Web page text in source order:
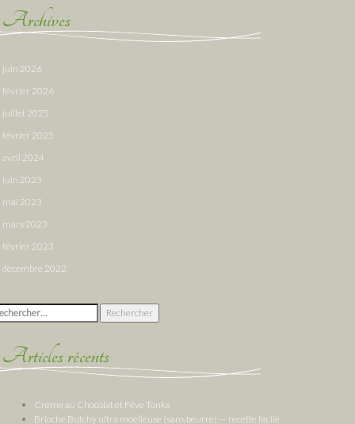
Archives
juin 2026
février 2026
juillet 2025
février 2025
avril 2024
juin 2023
mai 2023
mars 2023
février 2023
décembre 2022
:
Articles récents
Crème au Chocolat et Fève Tonka
Brioche Butchy ultra moelleuse (sans beurre) — recette facile